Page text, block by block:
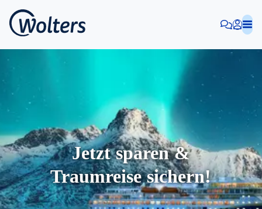
Jetzt sparen &
Traumreise sichern!